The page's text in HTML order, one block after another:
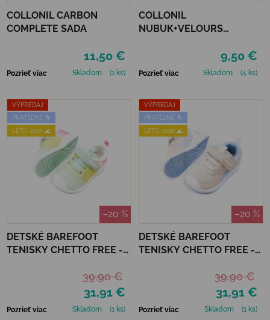
COLLONIL CARBON
COMPLETE SADA
11,50 €
Pozrieť viac Skladom (1 ks)
COLLONIL
NUBUK+VELOURS
9,50 €
Pozrieť viac Skladom (4 ks)
VÝPREDAJ
PRATEĽNÉ 🌀
LETO 2026 🌊
–20 %
DETSKÉ BAREFOOT
TENISKY CHETTO FREE -
31,91 €
39,90 €
Pozrieť viac Skladom
(1 ks)
VÝPREDAJ
PRATEĽNÉ 🌀
LETO 2026 🌊
–20 %
DETSKÉ BAREFOOT
TENISKY CHETTO FREE -
31,91 €
39,90 €
Pozrieť viac Skladom
(1 ks)